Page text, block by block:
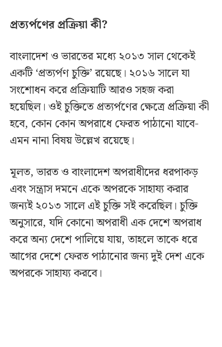
প্রত্যর্পণের প্রক্রিয়া কী?
বাংলাদেশ ও ভারতের মধ্যে ২০১৩ সাল থেকেই
একটি ‘প্রত্যর্পণ চুক্তি’ রয়েছে। ২০১৬ সালে যা
সংশোধন করে প্রক্রিয়াটি আরও সহজ করা
হয়েছিল। ওই চুক্তিতে প্রত্যর্পণের ক্ষেত্রে প্রক্রিয়া কী
হবে, কোন কোন অপরাধে ফেরত পাঠানো যাবে-
এমন নানা বিষয় উল্লেখ রয়েছে।
মূলত, ভারত ও বাংলাদেশ অপরাধীদের ধরপাকড়
এবং সন্ত্রাস দমনে একে অপরকে সাহায্য করার
জন্যই ২০১৩ সালে এই চুক্তি সই করেছিল। চুক্তি
অনুসারে, যদি কোনো অপরাধী এক দেশে অপরাধ
করে অন্য দেশে পালিয়ে যায়, তাহলে তাকে ধরে
আগের দেশে ফেরত পাঠানোর জন্য দুই দেশ একে
অপরকে সাহায্য করবে।